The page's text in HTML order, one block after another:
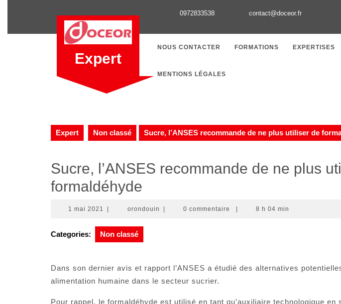
0972833538 contact@doceor.fr
Expert
NOUS CONTACTER FORMATIONS EXPERTISES
MENTIONS LÉGALES
Expert Non classé Sucre, l’ANSES recommande de ne plus utiliser de
Sucre, l’ANSES recommande de ne plus
formaldéhyde
1 mai 2021
2021
orondouin orondouin0 commentaire 8 h 04 min
Categories: Non classé
Dans son dernier avis et rapport l’ANSES a étudié des alternatives
alimentation humaine dans le secteur sucrier.
Pour rappel, le formaldéhyde est utilisé en tant qu’auxiliaire technologique en